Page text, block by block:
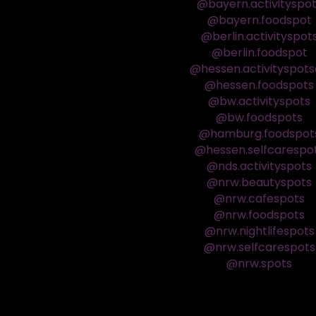
@bayern.foodspot
@berlin.foodspot
@hessen.foodspots
@bw.activityspots
@bw.foodspots
@nds.activityspots
@nrw.beautyspots
@nrw.cafespots
@nrw.foodspots
@nrw.nightlifespots
@nrw.selfcarespots
@nrw.spots